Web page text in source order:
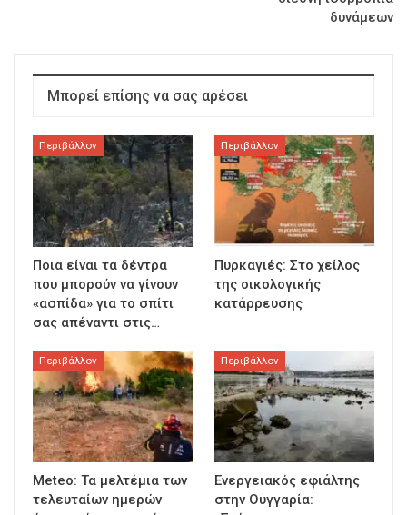
δυνάμεων
Μπορεί επίσης να σας αρέσει
Περιβάλλον
Ποια είναι τα δέντρα
που μπορούν να γίνουν
«ασπίδα» για το σπίτι
σας απέναντι στις…
Περιβάλλον
Πυρκαγιές: Στο χείλος
της οικολογικής
κατάρρευσης
Περιβάλλον
Meteo: Τα μελτέμια των
τελευταίων ημερών
Περιβάλλον
Ενεργειακός εφιάλτης
στην Ουγγαρία: